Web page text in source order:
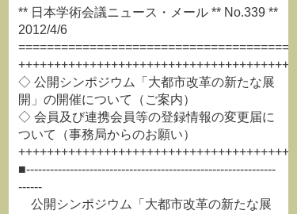
** 日本学術会議ニュース・メール ** No.339 **
2012/4/6
◇ 公開シンポジウム「大都市改革の新たな展
開」の開催について（ご案内）
◇ 会員及び連携会員等の登録情報の変更届に
ついて（事務局からのお願い）
■---------------------------------------------------------------
------
公開シンポジウム「大都市改革の新たな展